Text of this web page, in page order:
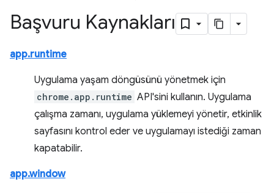
Başvuru Kaynakları
app.runtime
Uygulama yaşam döngüsünü yönetmek için
chrome.app.runtime API'sini kullanın. Uygulama
çalışma zamanı, uygulama yüklemeyi yönetir, etkinlik
sayfasını kontrol eder ve uygulamayı istediği zaman
kapatabilir.
app.window